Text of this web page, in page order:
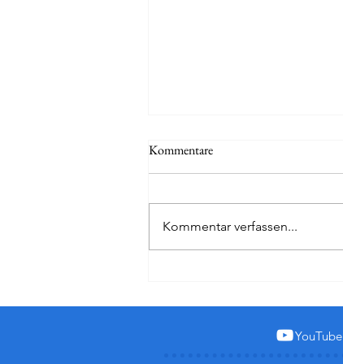
Kommentare
Kommentar verfassen...
YouTube